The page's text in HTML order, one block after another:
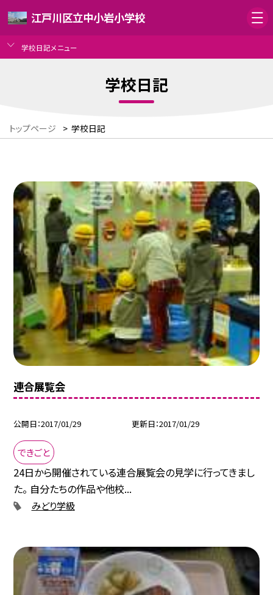
江戸川区立中小岩小学校
学校日記メニュー
学校日記
トップページ > 学校日記
連合展覧会
公開日 2017/01/29 更新日 2017/01/29
できごと
24日から開催されている連合展覧会の見学に行ってきまし
た。 自分たちの作品や他校...
みどり学級